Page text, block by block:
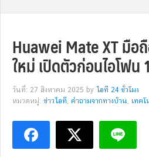
Huawei Mate XT มื
ใหม่ เปิดตัวก่อนไอโฟน
วันที่: 27 สิงหาคม 2025 by ไอที 24 ชั่วโมง
หมวดหมู่: ข่าวไอที, คำถามจากทางบ้าน, เทคโ